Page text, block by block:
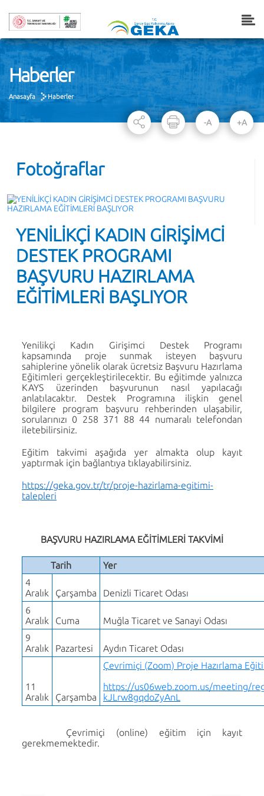
Haberler
Anasayfa Haberler
-A +A
Fotoğraflar
YENİLİKÇİ KADIN GİRİŞİMCİ
DESTEK PROGRAMI
BAŞVURU HAZIRLAMA
EĞİTİMLERİ BAŞLIYOR
Yenilikçi Kadın Girişimci Destek Programı
kapsamında proje sunmak isteyen başvuru
sahiplerine yönelik olarak ücretsiz Başvuru Hazırlama
Eğitimleri gerçekleştirilecektir. Bu eğitimde yalnızca
KAYS üzerinden başvurunun nasıl yapılacağı
anlatılacaktır. Destek Programına ilişkin genel
bilgilere program başvuru rehberinden ulaşabilir,
sorularınızı 0 258 371 88 44 numaralı telefondan
iletebilirsiniz.
Eğitim takvimi aşağıda yer almakta olup kayıt
yaptırmak için bağlantıya tıklayabilirsiniz.
https://geka.gov.tr/tr/proje-hazirlama-egitimi-
talepleri
BAŞVURU HAZIRLAMA EĞİTİMLERİ TAKVİMİ
Tarih
Yer
4
Aralık
Çarşamba
Denizli Ticaret Odası
6
Aralık
Cuma
Muğla Ticaret ve Sanayi Odası
9
Aralık
Pazartesi Aydın Ticaret Odası
11
Aralık
Çarşamba
Çevrimiçi (Zoom) Proje Hazırlama
https://us06web.zoom.us/meeting/
kJLrw8gqdoZyAnL
Çevrimiçi (online) eğitim için kayıt
gerekmemektedir.